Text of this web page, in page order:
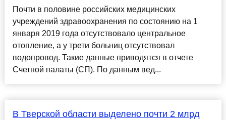
Почти в половине российских медицинских
учреждений здравоохранения по состоянию на 1
января 2019 года отсутствовало центральное
отопление, а у трети больниц отсутствовал
водопровод. Такие данные приводятся в отчете
Счетной палаты (СП). По данным вед...
В Тверской области выделено почти 2 млрд